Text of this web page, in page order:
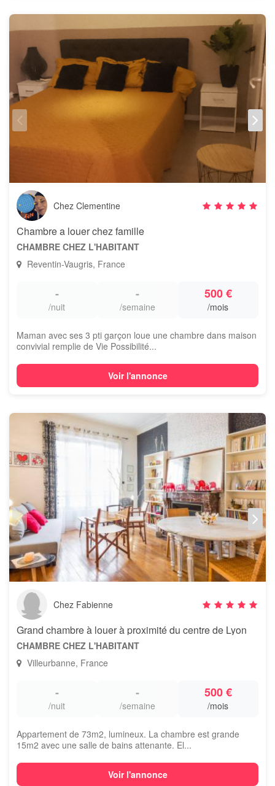
Chez Clementine
Chambre a louer chez famille
CHAMBRE CHEZ L'HABITANT
Reventin-Vaugris, France
-
/nuit
-
/semaine
500 €
/mois
Maman avec ses 3 pti garçon loue une chambre dans maison
convivial remplie de Vie Possibilité...
Voir l'annonce
Chez Fabienne
Grand chambre à louer à proximité du centre de Lyon
CHAMBRE CHEZ L'HABITANT
Villeurbanne, France
-
/nuit
-
/semaine
500 €
/mois
Appartement de 73m2, lumineux. La chambre est grande
15m2 avec une salle de bains attenante. El...
Voir l'annonce